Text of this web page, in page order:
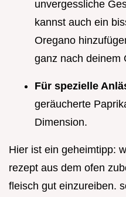
unvergessliche
kannst auch ein
Oregano
ganz nach deinem
Für spezielle
geräucherte
Dimension.
Hier ist ein geheimtipp:
rezept aus dem ofen
fleisch gut einzureiben.